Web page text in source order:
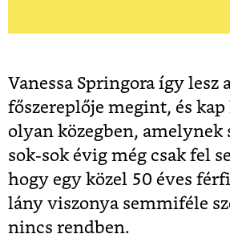
Vanessa Springora így lesz
főszereplője megint, és
olyan közegben, amelynek
sok-sok évig még csak fel
hogy egy közel 50 éves
lány viszonya semmiféle
nincs rendben.